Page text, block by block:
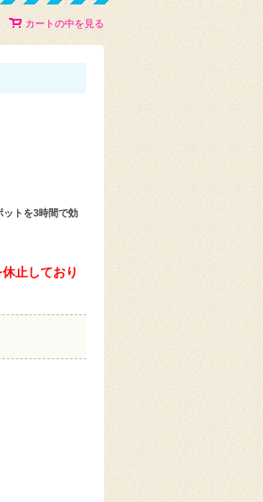
カートの中を見る
ットを3時間で効
止しており